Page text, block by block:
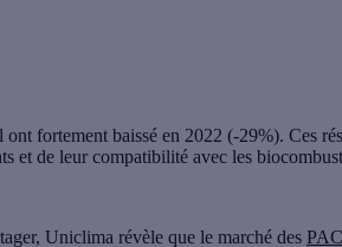
ont fortement baissé en 2022 (-29%). Ces
et de leur compatibilité avec les
Uniclima révèle que le marché des